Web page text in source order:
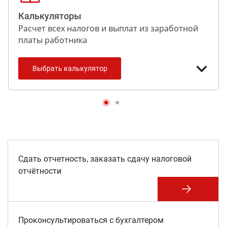
бухгалтерии, кадров, юриспруденции и
финансов
Мониторинг налогового кабинета
Консультация по бухгалтерским вопросам
Калькуляторы
Расчет всех налогов и выплат из заработной
платы работника
ИП упрощенка
ИП общеустановленный
ТОО упрощенка
ТОО общеустановленный
Расчет от обратного
Выбрать калькулятор
Сдать отчетность, заказать сдачу налоговой
отчётности
Проконсультироваться с бухгалтером